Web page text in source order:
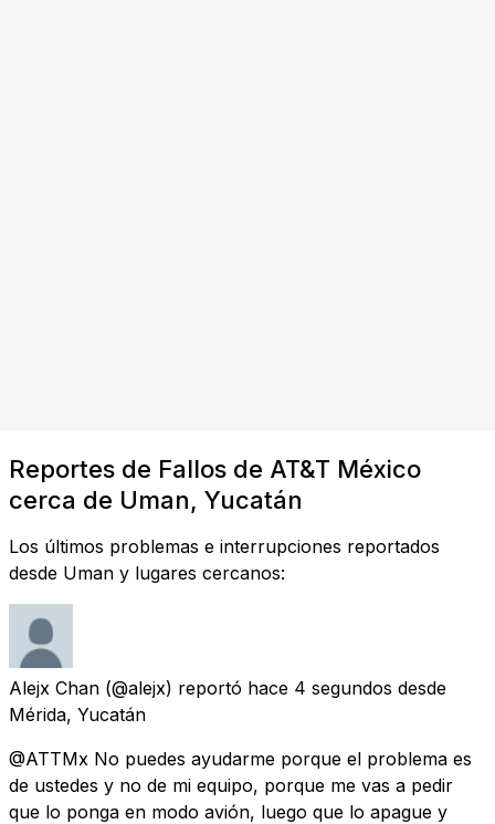
Reportes de Fallos de AT&T México
cerca de Uman, Yucatán
Los últimos problemas e interrupciones reportados
desde Uman y lugares cercanos:
Alejx Chan (@alejx) reportó hace 4 segundos desde
Mérida, Yucatán
@ATTMx No puedes ayudarme porque el problema es
de ustedes y no de mi equipo, porque me vas a pedir
que lo ponga en modo avión, luego que lo apague y